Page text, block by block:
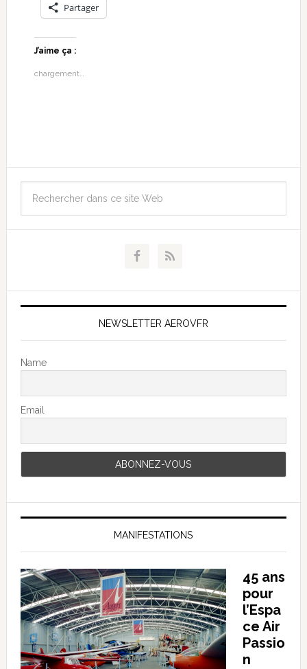
Partager
J’aime ça :
chargement…
NEWSLETTER AEROVFR
Name
Email
MANIFESTATIONS
45 ans
pour
l’Espa
ce Air
Passio
n